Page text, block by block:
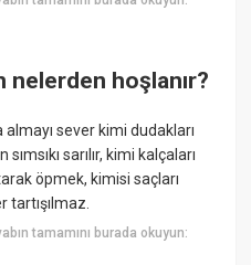
hoşlanır?
almayı sever kimi dudakları
sarılır, kimi kalçaları
öpmek, kimisi saçları
tamamını burada okuyun: